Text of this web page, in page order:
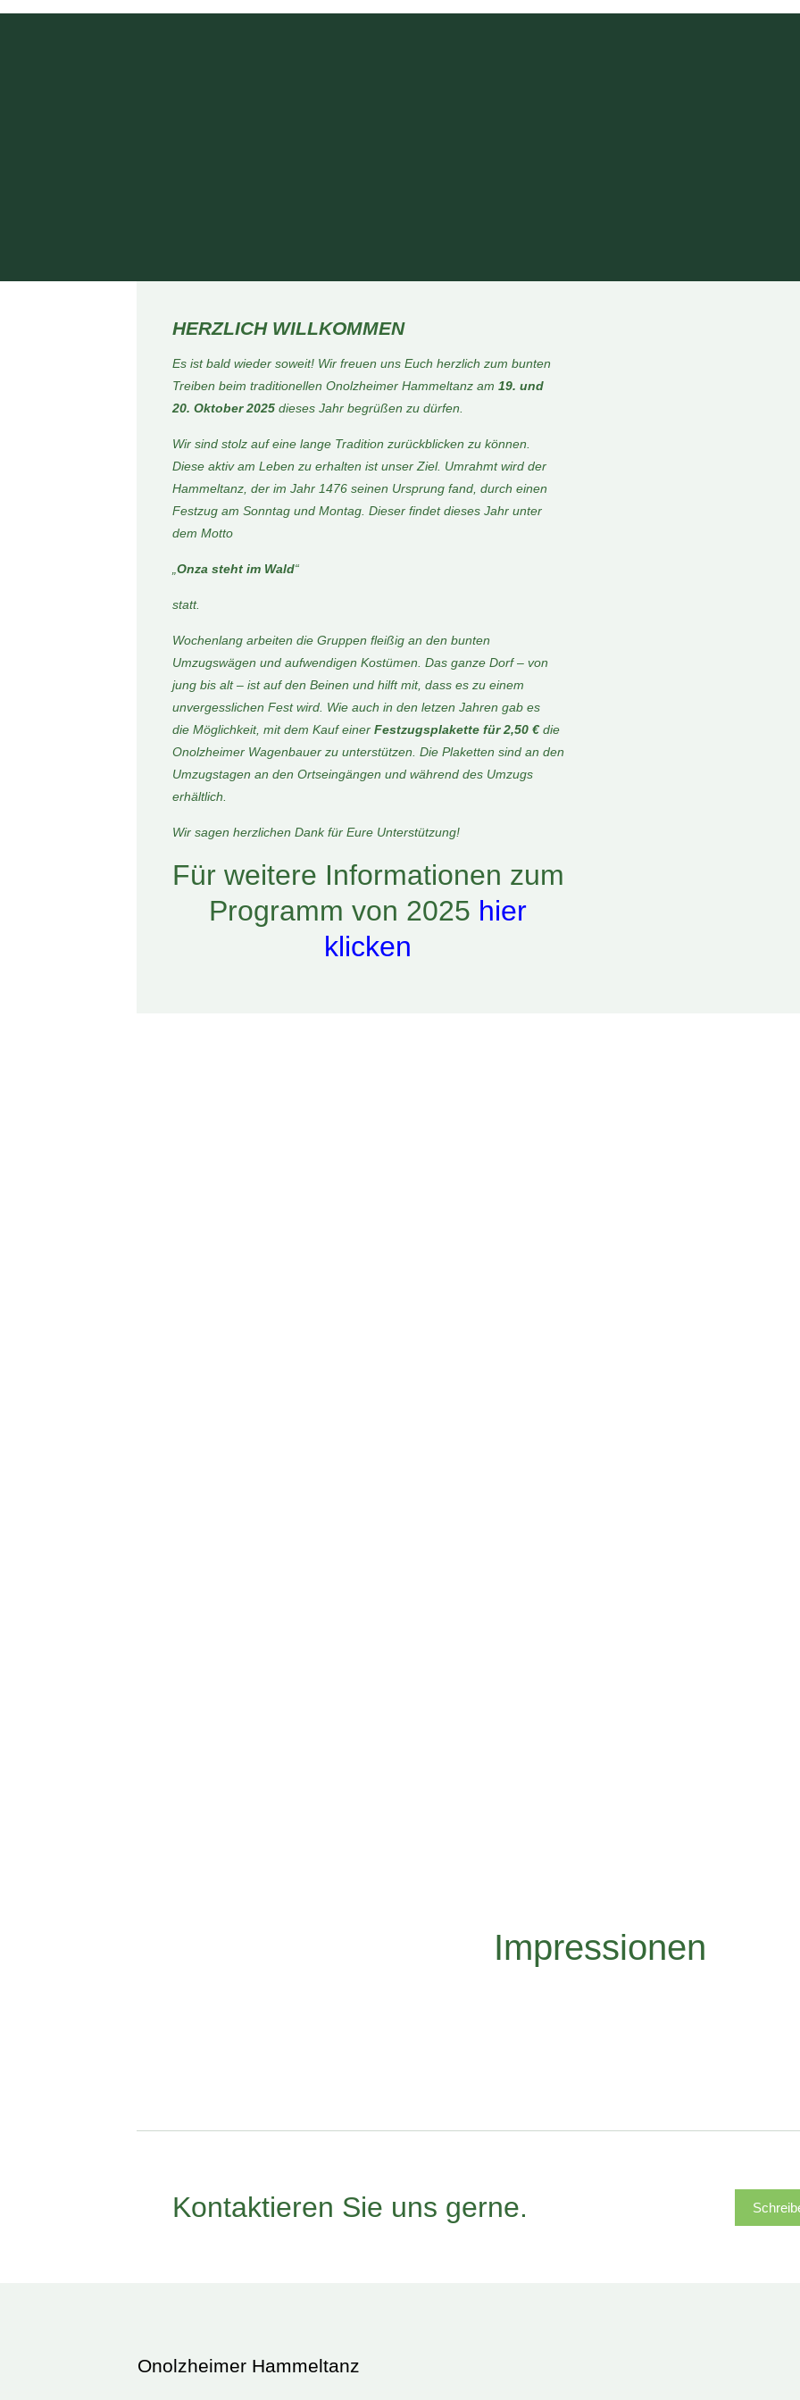
HERZLICH WILLKOMMEN
Es ist bald wieder soweit! Wir freuen uns Euch herzlich zum bunten
Treiben beim traditionellen Onolzheimer Hammeltanz am 19. und
20. Oktober 2025 dieses Jahr begrüßen zu dürfen.
Wir sind stolz auf eine lange Tradition zurückblicken zu können.
Diese aktiv am Leben zu erhalten ist unser Ziel. Umrahmt wird der
Hammeltanz, der im Jahr 1476 seinen Ursprung fand, durch einen
Festzug am Sonntag und Montag. Dieser findet dieses Jahrunter
dem Motto
Onza steht im Wald“
statt.
Wochenlang arbeiten die Gruppen fleißig an den bunten
Umzugswägen und aufwendigen Kostümen. Das ganze Dorf – von
jung bis alt – ist auf den Beinen und hilft mit, dass es zu einem
unvergesslichen Fest wird. Wie auch in den letzen Jahren gab es
die Möglichkeit, mit dem Kauf einer Festzugsplakette für 2,50 €die
Onolzheimer Wagenbauer zu unterstützen. Die Plaketten sind an den
Umzugstagen an den Ortseingängen und während des Umzugs
erhältlich.
Wir sagen herzlichen Dank für Eure Unterstützung!
Für weitere Informationen zum
Programm von 2025 hier
klicken
Impressionen
Kontaktieren Sie uns gerne.
Onolzheimer Hammeltanz